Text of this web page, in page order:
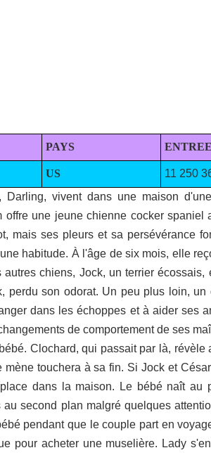
PAYS
US
11 250
vivent dans une maison
une jeune chienne cocker spaniel
mais ses pleurs et sa persévérance
habitude. À l'âge de six mois, elle
chiens, Jock, un terrier écossais,
perdu son odorat. Un peu plus loin, un
dans les échoppes et à aider ses
de comportement de ses
Clochard, qui passait par là, révèle
touchera à sa fin. Si Jock et
dans la maison. Le bébé naît au
second plan malgré quelques
pendant que le couple part en
pour acheter une muselière. Lady